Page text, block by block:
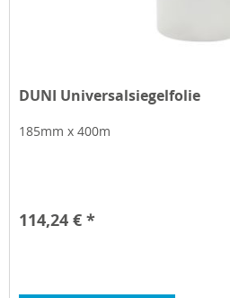
DUNI Universalsiegelfolie
185mm x 400m
114,24 € *